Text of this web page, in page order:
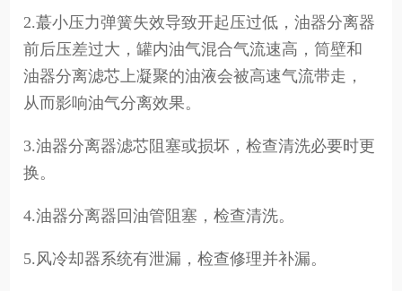
2.蕞小压力弹簧失效导致开起压过低，油器分离器
前后压差过大，罐内油气混合气流速高，筒壁和
油器分离滤芯上凝聚的油液会被高速气流带走，
从而影响油气分离效果。
3.油器分离器滤芯阻塞或损坏，检查清洗必要时更
换。
4.油器分离器回油管阻塞，检查清洗。
5.风冷却器系统有泄漏，检查修理并补漏。